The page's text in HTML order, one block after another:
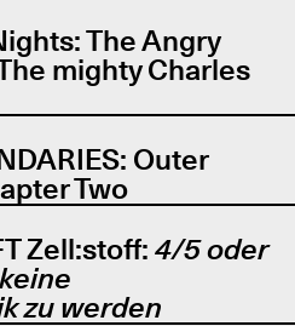
The Angry
mighty Charles
Outer
Two
Zell:stoff: 4/5 oder
zu werden